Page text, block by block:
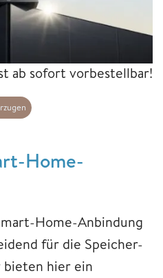
ab sofort vorbestellbar!
Home-
Home-Anbindung
für die Speicher-
bieten hier ein